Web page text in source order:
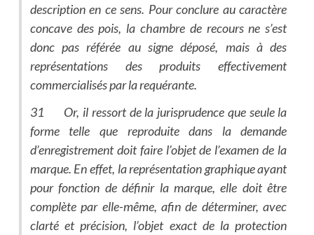
description en ce sens. Pour conclure au caractère
concave des pois, la chambre de recours ne s’est
donc pas référée au signe déposé, mais à des
représentations des produits effectivement
commercialisés par la requérante.
31 Or, il ressort de la jurisprudence que seule la
forme telle que reproduite dans la demande
d’enregistrement doit faire l’objet de l’examen de la
marque. En effet, la représentation graphique ayant
pour fonction de définir la marque, elle doit être
complète par elle-même, afin de déterminer, avec
clarté et précision, l’objet exact de la protection